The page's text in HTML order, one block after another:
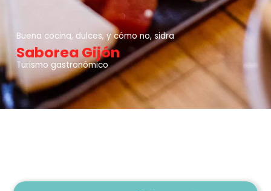
Buena cocina, dulces, y cómo no, sidra
Saborea Gijón
Turismo gastronómico